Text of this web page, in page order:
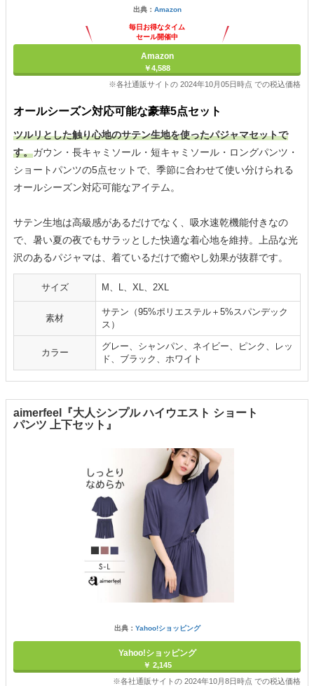
出典： Amazon
毎日お得なタイム
セール開催中
Amazon
￥4,588
※各社通販サイトの 2024年10月05日時点 での税込価格
オールシーズン対応可能な豪華5点セット
ツルリとした触り心地のサテン生地を使ったパジャマセットで
す。ガウン・長キャミソール・短キャミソール・ロングパンツ・
ショートパンツの5点セットで、季節に合わせて使い分けられる
オールシーズン対応可能なアイテム。
サテン生地は高級感があるだけでなく、吸水速乾機能付きなの
で、暑い夏の夜でもサラッとした快適な着心地を維持。上品な光
沢のあるパジャマは、着ているだけで癒やし効果が抜群です。
サイズ M、L、XL、2XL
素材
サテン（95%ポリエステル＋5%スパンデック
ス）
カラー
グレー、シャンパン、ネイビー、ピンク、レッ
ド、ブラック、ホワイト
aimerfeel『大人シンプル ハイウエスト ショート
パンツ 上下セット』
出典： Yahoo!ショッピング
Yahoo!ショッピング
￥ 2,145
※各社通販サイトの 2024年10月8日時点 での税込価格